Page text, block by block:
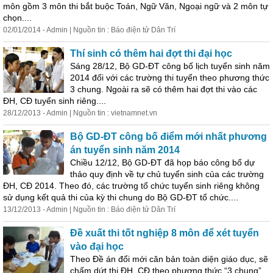
môn gồm 3 môn thi bắt buộc Toán, Ngữ Văn, Ngoại ngữ và 2 môn tự
chọn....
02/01/2014 - Admin | Nguồn tin : Báo điện tử Dân Trí
Thí sinh có thêm hai đợt thi đại học
Sáng 28/12, Bộ GD-ĐT công bố lịch tuyển sinh năm
2014 đối với các trường thi tuyển theo phương thức
3 chung. Ngoài ra sẽ có thêm hai đợt thi vào các
ĐH, CĐ tuyển sinh riêng....
28/12/2013 - Admin | Nguồn tin : vietnamnet.vn
Bộ GD-ĐT công bố điểm mới nhất phương
án tuyển sinh năm 2014
Chiều 12/12, Bộ GD-ĐT đã họp báo công bố dự
thảo quy định về tự chủ tuyển sinh của các trường
ĐH, CĐ 2014. Theo đó, các trường tổ chức tuyển sinh riêng không
sử dụng kết quả thi của kỳ thi chung do Bộ GD-ĐT tổ chức....
13/12/2013 - Admin | Nguồn tin : Báo điện tử Dân Trí
Đề xuất thi tốt nghiệp 8 môn để xét tuyển
vào đại học
Theo Đề án đổi mới căn bản toàn diện giáo dục, sẽ
chấm dứt thi ĐH, CĐ theo phương thức “3 chung”,